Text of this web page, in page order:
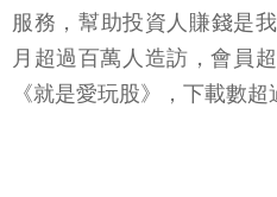
服務，幫助投資人賺錢是
月超過百萬人造訪，會員
《就是愛玩股》，下載數超